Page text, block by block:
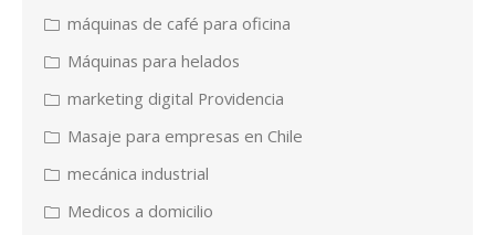
máquinas de café para oficina
Máquinas para helados
marketing digital Providencia
Masaje para empresas en Chile
mecánica industrial
Medicos a domicilio